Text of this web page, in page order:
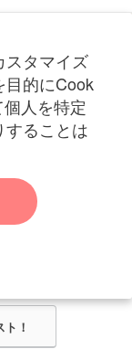
スタマイズ
目的にCook
人を特定
することは
信中
させていただきま
！